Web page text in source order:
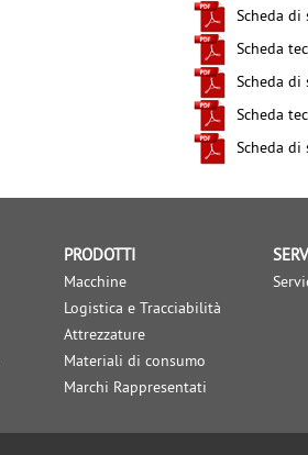
Scheda di
Scheda
Scheda di
Scheda
Scheda di
PRODOTTI
Macchine
Logistica e Tracciabilità
Attrezzature
Materiali di consumo
Marchi Rappresentati